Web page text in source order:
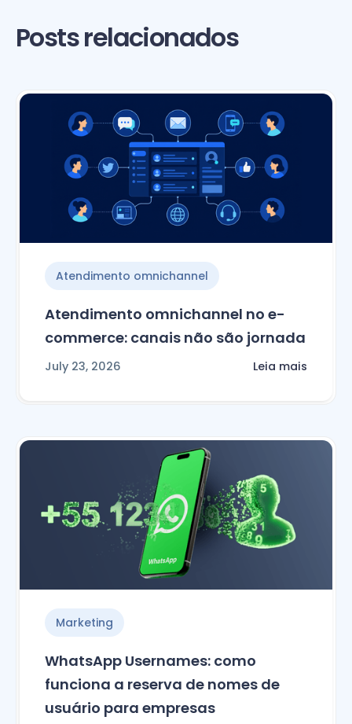
Posts relacionados
Atendimento omnichannel
Atendimento omnichannel no e-
commerce: canais não são jornada
July 23, 2026 Leia mais
Marketing
WhatsApp Usernames: como
funciona a reserva de nomes de
usuário para empresas